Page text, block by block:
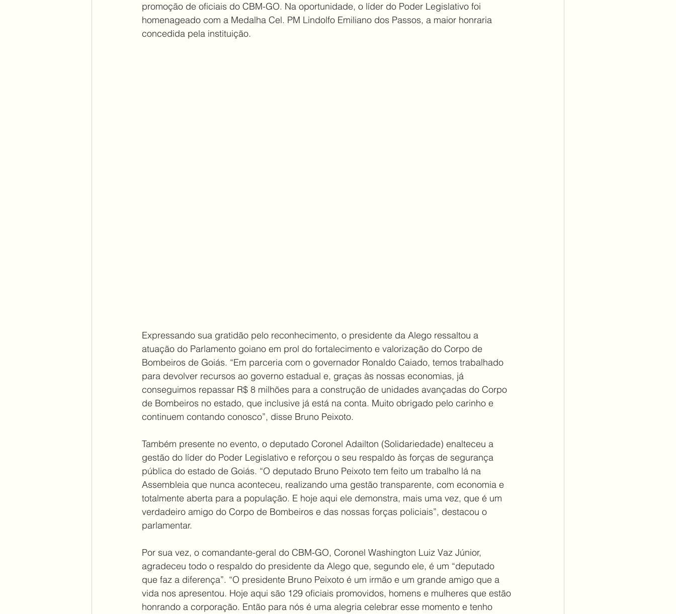
promoção de oficiais do CBM-GO. Na oportunidade, o líder do Poder Legislativo foi
homenageado com a Medalha Cel. PM Lindolfo Emiliano dos Passos, a maior honraria
concedida pela instituição.
Expressando sua gratidão pelo reconhecimento, o presidente da Alego ressaltou a
atuação do Parlamento goiano em prol do fortalecimento e valorização do Corpo de
Bombeiros de Goiás. “Em parceria com o governador Ronaldo Caiado, temos trabalhado
para devolver recursos ao governo estadual e, graças às nossas economias, já
conseguimos repassar R$ 8 milhões para a construção de unidades avançadas do Corpo
de Bombeiros no estado, que inclusive já está na conta. Muito obrigado pelo carinho e
continuem contando conosco”, disse Bruno Peixoto.
Também presente no evento, o deputado Coronel Adailton (Solidariedade) enalteceu a
gestão do líder do Poder Legislativo e reforçou o seu respaldo às forças de segurança
pública do estado de Goiás. “O deputado Bruno Peixoto tem feito um trabalho lá na
Assembleia que nunca aconteceu, realizando uma gestão transparente, com economia e
totalmente aberta para a população. E hoje aqui ele demonstra, mais uma vez, que é um
verdadeiro amigo do Corpo de Bombeiros e das nossas forças policiais”, destacou o
parlamentar.
Por sua vez, o comandante-geral do CBM-GO, Coronel Washington Luiz Vaz Júnior,
agradeceu todo o respaldo do presidente da Alego que, segundo ele, é um “deputado
que faz a diferença”. “O presidente Bruno Peixoto é um irmão e um grande amigo que a
vida nos apresentou. Hoje aqui são 129 oficiais promovidos, homens e mulheres que estão
honrando a corporação. Então para nós é uma alegria celebrar esse momento e tenho